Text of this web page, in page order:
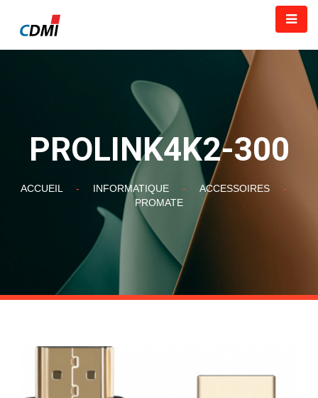
PROLINK4K2-300
ACCUEIL - INFORMATIQUE - ACCESSOIRES
-
PROMATE